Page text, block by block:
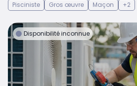
Pisciniste
Gros œuvre Maçon +2
Disponibilité inconnue